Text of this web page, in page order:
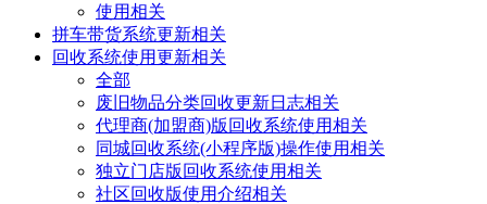
使用相关
拼车带货系统更新相关
回收系统使用更新相关
全部
废旧物品分类回收更新日志相关
代理商(加盟商)版回收系统使用相关
同城回收系统(小程序版)操作使用相关
独立门店版回收系统使用相关
社区回收版使用介绍相关